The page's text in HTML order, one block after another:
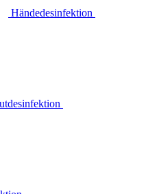
Händedesinfektion